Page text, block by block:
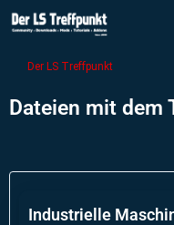
Der LS Treffpunkt
Dateien mit dem
Industrielle